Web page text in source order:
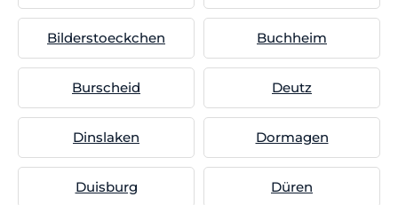
Bilderstoeckchen Buchheim
Burscheid Deutz
Dinslaken Dormagen
Duisburg Düren